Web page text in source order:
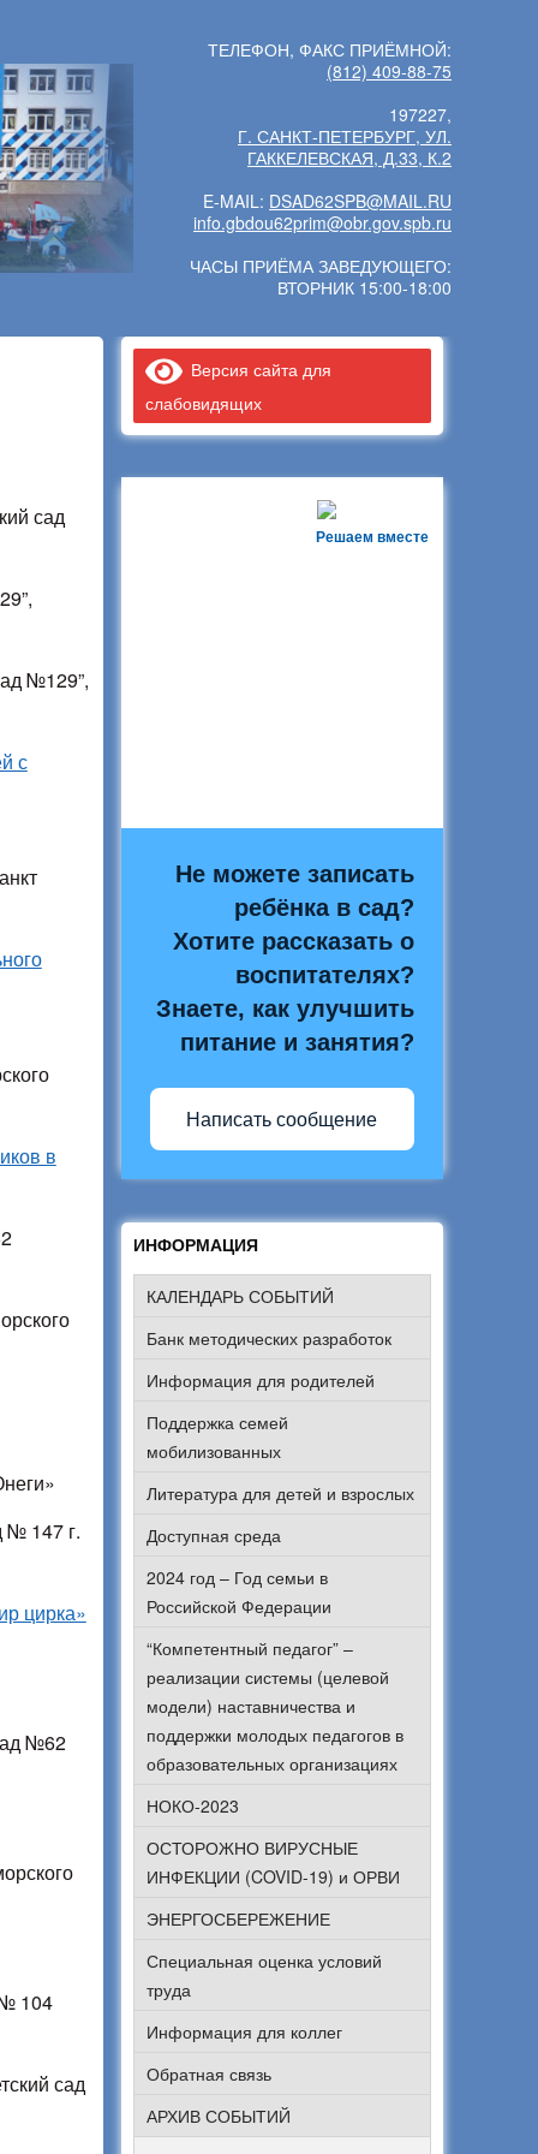
ТЕЛЕФОН, ФАКС ПРИЁМНОЙ:
(812) 409-88-75
197227,
Г. САНКТ-ПЕТЕРБУРГ, УЛ.
ГАККЕЛЕВСКАЯ, Д.33, К.2
E-MAIL: DSAD62SPB@MAIL.RU
info.gbdou62prim@obr.gov.spb.ru
ЧАСЫ ПРИЁМА ЗАВЕДУЮЩЕГО:
ВТОРНИК 15:00-18:00
сад
№129”,
с
в
№ 147 г.
цирка»
№62
104
сад
Версия сайта для
слабовидящих
Решаем вместе
Не можете записать
ребёнка в сад?
Хотите рассказать о
воспитателях?
Знаете, как улучшить
питание и занятия?
Написать сообщение
ИНФОРМАЦИЯ
КАЛЕНДАРЬ СОБЫТИЙ
Банк методических разработок
Информация для родителей
Поддержка семей
мобилизованных
Литература для детей и взрослых
Доступная среда
2024 год – Год семьи в
Российской Федерации
“Компетентный педагог” –
реализации системы (целевой
модели) наставничества и
поддержки молодых педагогов в
образовательных организациях
НОКО-2023
ОСТОРОЖНО ВИРУСНЫЕ
ИНФЕКЦИИ (COVID-19) и ОРВИ
ЭНЕРГОСБЕРЕЖЕНИЕ
Специальная оценка условий
труда
Информация для коллег
Обратная связь
АРХИВ СОБЫТИЙ